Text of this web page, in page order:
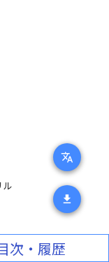
translate
download
ル
次・履歴